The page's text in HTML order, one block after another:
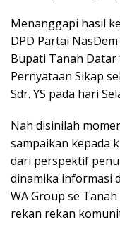
Menanggapi hasil
DPD Partai
Bupati Tanah
Pernyataan Sikap
Sdr. YS pada hari
Nah disinilah
sampaikan kepada
dari perspektif
dinamika informasi
WA Group se
rekan rekan